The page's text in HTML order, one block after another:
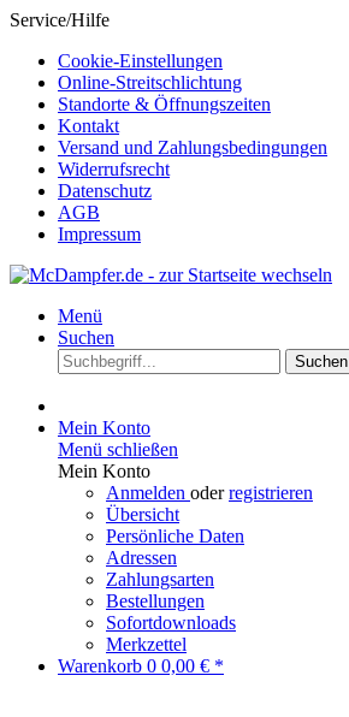
Service/Hilfe
Cookie-Einstellungen
Online-Streitschlichtung
Standorte & Öffnungszeiten
Kontakt
Versand und Zahlungsbedingungen
Widerrufsrecht
Datenschutz
AGB
Impressum
Menü
Suchen
Suchen
Mein Konto
Menü schließen
Mein Konto
Anmelden oderregistrieren
Übersicht
Persönliche Daten
Adressen
Zahlungsarten
Bestellungen
Sofortdownloads
Merkzettel
Warenkorb 0 0,00 € *